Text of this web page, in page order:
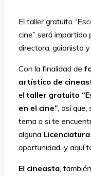
El taller gratuito
cine” será impartido
directora, guionista
Con la finalidad de
artístico de
el taller gratuito
en el cine”, así
tema o si te
alguna
oportunidad, y aquí
El cineasta,